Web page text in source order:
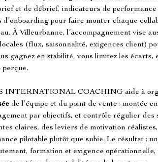
et de débrief, indicateurs de performance
pour faire monter chaque
À Villeurbanne, l’accompagnement vise
(flux, saisonnalité, exigences client)
gagnez en stabilité, vous limitez les écarts,
perçue.
INTERNATIONAL COACHING aide à
de l’équipe et du point de vente : montée en
par objectifs, et contrôle régulier des
claires, des leviers de motivation
pilotable plutôt que subie. Le résultat :
formation et exigence